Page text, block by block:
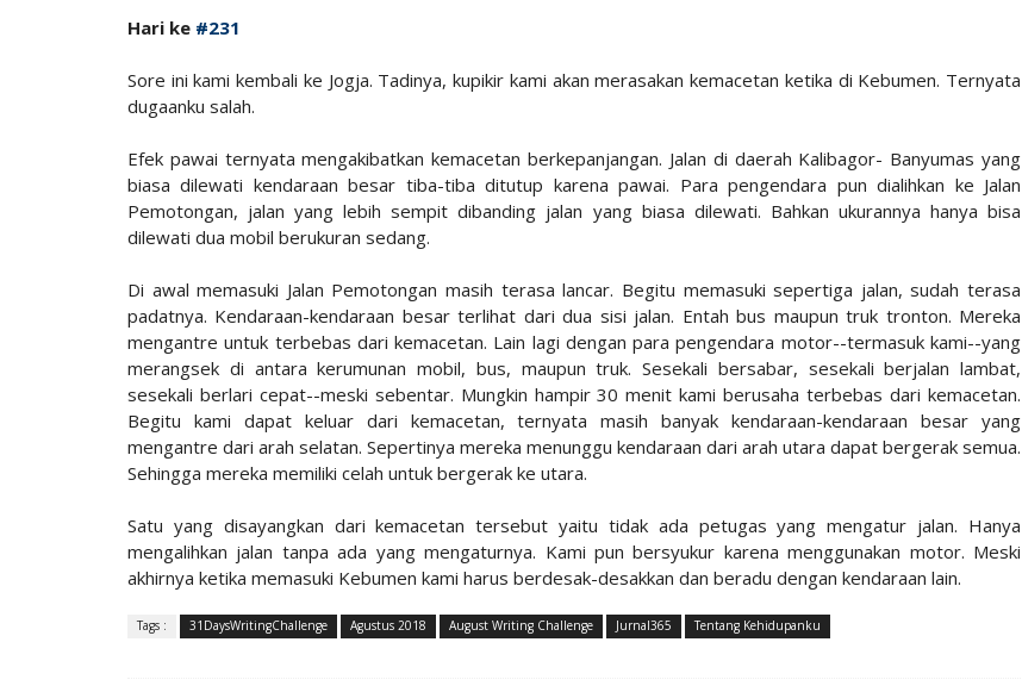
Hari ke #231
Sore ini kami kembali ke Jogja. Tadinya, kupikir kami akan merasakan kemacetan ketika di Kebumen. Ternyata
dugaanku salah.
Efek pawai ternyata mengakibatkan kemacetan berkepanjangan. Jalan di daerah Kalibagor- Banyumas yang
biasa dilewati kendaraan besar tiba-tiba ditutup karena pawai. Para pengendara pun dialihkan ke Jalan
Pemotongan, jalan yang lebih sempit dibanding jalan yang biasa dilewati. Bahkan ukurannya hanya bisa
dilewati dua mobil berukuran sedang.
Di awal memasuki Jalan Pemotongan masih terasa lancar. Begitu memasuki sepertiga jalan, sudah terasa
padatnya. Kendaraan-kendaraan besar terlihat dari dua sisi jalan. Entah bus maupun truk tronton. Mereka
mengantre untuk terbebas dari kemacetan. Lain lagi dengan para pengendara motor--termasuk kami--yang
merangsek di antara kerumunan mobil, bus, maupun truk. Sesekali bersabar, sesekali berjalan lambat,
sesekali berlari cepat--meski sebentar. Mungkin hampir 30 menit kami berusaha terbebas dari kemacetan.
Begitu kami dapat keluar dari kemacetan, ternyata masih banyak kendaraan-kendaraan besar yang
mengantre dari arah selatan. Sepertinya mereka menunggu kendaraan dari arah utara dapat bergerak semua.
Sehingga mereka memiliki celah untuk bergerak ke utara.
Satu yang disayangkan dari kemacetan tersebut yaitu tidak ada petugas yang mengatur jalan. Hanya
mengalihkan jalan tanpa ada yang mengaturnya. Kami pun bersyukur karena menggunakan motor. Meski
akhirnya ketika memasuki Kebumen kami harus berdesak-desakkan dan beradu dengan kendaraan lain.
Tags : 31DaysWritingChallenge Agustus 2018 August Writing Challenge Jurnal365 Tentang Kehidupanku